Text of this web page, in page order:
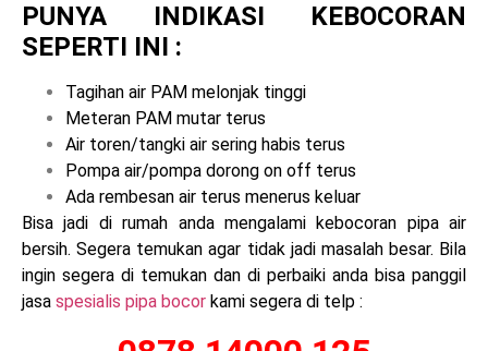
PUNYA INDIKASI KEBOCORAN
SEPERTI INI :
Tagihan air PAM melonjak tinggi
Meteran PAM mutar terus
Air toren/tangki air sering habis terus
Pompa air/pompa dorong on off terus
Ada rembesan air terus menerus keluar
Bisa jadi di rumah anda mengalami kebocoran pipa air
bersih. Segera temukan agar tidak jadi masalah besar. Bila
ingin segera di temukan dan di perbaiki anda bisa panggil
jasa spesialis pipa bocor kami segera di telp :